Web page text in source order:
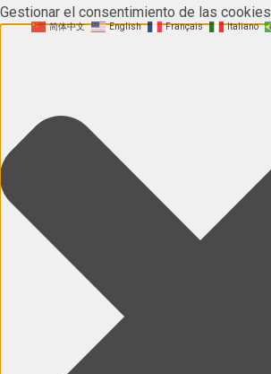
Gestionar el consentimiento de las cookies
简体中文 English Français Italiano